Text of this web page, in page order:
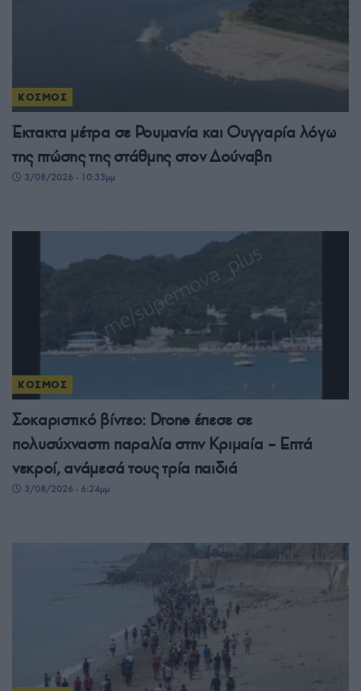
ΚΟΣΜΟΣ
Έκτακτα μέτρα σε Ρουμανία και Ουγγαρία λόγω
της πτώσης της στάθμης στον Δούναβη
3/08/2026 - 10:33μμ
ΚΟΣΜΟΣ
Σοκαριστικό βίντεο: Drone έπεσε σε
πολυσύχναστη παραλία στην Κριμαία – Επτά
νεκροί, ανάμεσά τους τρία παιδιά
3/08/2026 - 6:24μμ